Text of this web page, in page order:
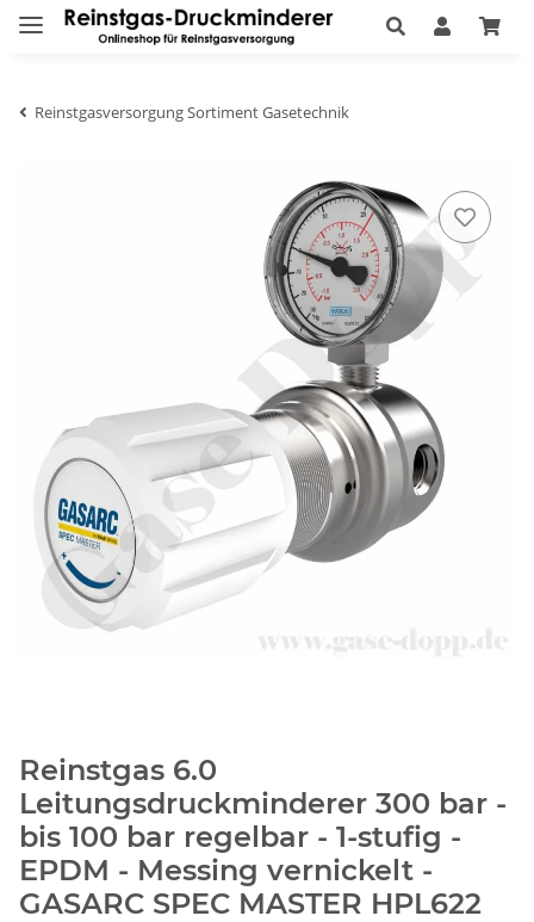
Reinstgasversorgung Sortiment Gasetechnik
Reinstgas 6.0
Leitungsdruckminderer 300 bar -
bis 100 bar regelbar - 1-stufig -
EPDM - Messing vernickelt -
GASARC SPEC MASTER HPL622